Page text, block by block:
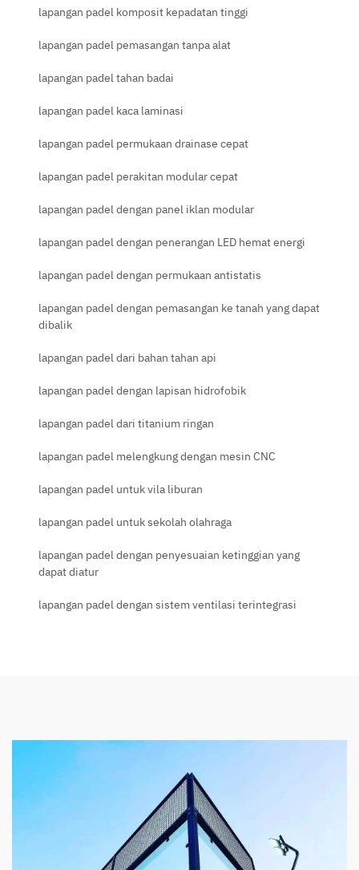
lapangan padel komposit kepadatan tinggi
lapangan padel pemasangan tanpa alat
lapangan padel tahan badai
lapangan padel kaca laminasi
lapangan padel permukaan drainase cepat
lapangan padel perakitan modular cepat
lapangan padel dengan panel iklan modular
lapangan padel dengan penerangan LED hemat energi
lapangan padel dengan permukaan antistatis
lapangan padel dengan pemasangan ke tanah yang dapat
dibalik
lapangan padel dari bahan tahan api
lapangan padel dengan lapisan hidrofobik
lapangan padel dari titanium ringan
lapangan padel melengkung dengan mesin CNC
lapangan padel untuk vila liburan
lapangan padel untuk sekolah olahraga
lapangan padel dengan penyesuaian ketinggian yang
dapat diatur
lapangan padel dengan sistem ventilasi terintegrasi